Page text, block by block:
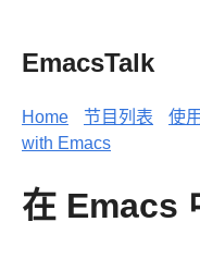
EmacsTalk
Home 节目列表 使
with Emacs
在 Emacs